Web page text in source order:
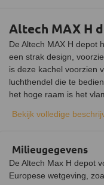
Altech MAX H
De Altech MAX H depot
een strak design,
is deze kachel voorzien
luchthendel die te
het hoge raam is het
op te slaan. Het
Materiaal van de
De kachel bestaat uit
stalen frame, zoals de
Bekijk volledige
Milieugegevens
De Altech Max H depot
Europese wetgeving,